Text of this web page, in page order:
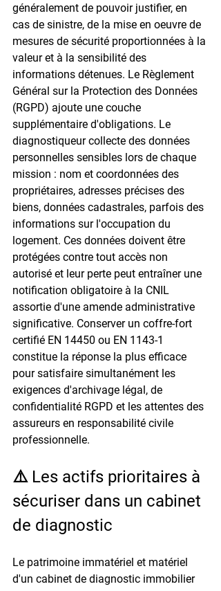
généralement de pouvoir justifier, en
cas de sinistre, de la mise en oeuvre de
mesures de sécurité proportionnées à la
valeur et à la sensibilité des
informations détenues. Le Règlement
Général sur la Protection des Données
(RGPD) ajoute une couche
supplémentaire d'obligations. Le
diagnostiqueur collecte des données
personnelles sensibles lors de chaque
mission : nom et coordonnées des
propriétaires, adresses précises des
biens, données cadastrales, parfois des
informations sur l'occupation du
logement. Ces données doivent être
protégées contre tout accès non
autorisé et leur perte peut entraîner une
notification obligatoire à la CNIL
assortie d'une amende administrative
significative. Conserver un coffre-fort
certifié EN 14450 ou EN 1143-1
constitue la réponse la plus efficace
pour satisfaire simultanément les
exigences d'archivage légal, de
confidentialité RGPD et les attentes des
assureurs en responsabilité civile
professionnelle.
⚠️ Les actifs prioritaires à
sécuriser dans un cabinet
de diagnostic
Le patrimoine immatériel et matériel
d'un cabinet de diagnostic immobilier